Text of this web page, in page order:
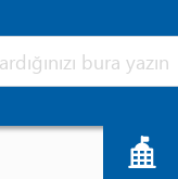
Yeniliklər